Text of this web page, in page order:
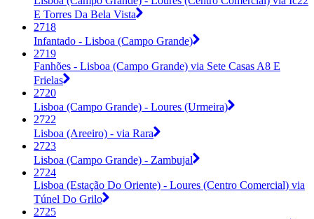
E Torres Da Bela Vista
2718
Infantado - Lisboa (Campo Grande)
2719
Fanhões - Lisboa (Campo Grande) via Sete Casas A8 E
Frielas
2720
Lisboa (Campo Grande) - Loures (Urmeira)
2722
Lisboa (Areeiro) - via Rara
2723
Lisboa (Campo Grande) - Zambujal
2724
Lisboa (Estação Do Oriente) - Loures (Centro Comercial) via
Túnel Do Grilo
2725